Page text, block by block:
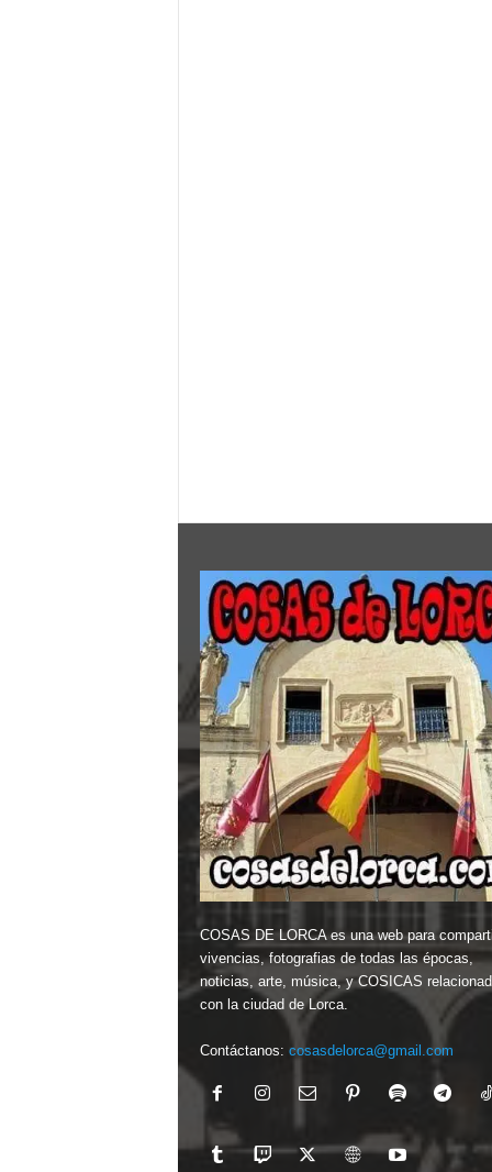
COSAS DE LORCA es una web para
vivencias, fotografias de todas las épocas,
noticias, arte, música, y COSICAS
con la ciudad de Lorca.
Contáctanos: cosasdelorca@gmail.com